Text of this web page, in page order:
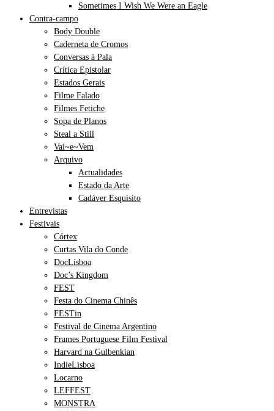
Sometimes I Wish We Were an Eagle
Contra-campo
Body Double
Caderneta de Cromos
Conversas à Pala
Crítica Epistolar
Estados Gerais
Filme Falado
Filmes Fetiche
Sopa de Planos
Steal a Still
Vai~e~Vem
Arquivo
Actualidades
Estado da Arte
Cadáver Esquisito
Entrevistas
Festivais
Córtex
Curtas Vila do Conde
DocLisboa
Doc’s Kingdom
FEST
Festa do Cinema Chinês
FESTin
Festival de Cinema Argentino
Frames Portuguese Film Festival
Harvard na Gulbenkian
IndieLisboa
Locarno
LEFFEST
MONSTRA